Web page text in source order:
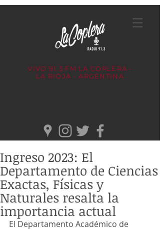
VIVO 91.3 FM LA COPLERA -
LA RIOJA - ARGENTINA
Ingreso 2023: El
Departamento de Ciencias
Exactas, Físicas y
Naturales resalta la
importancia actual
El Departamento Académico de